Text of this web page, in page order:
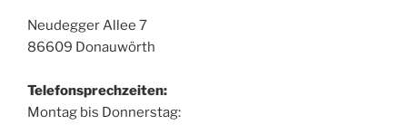
Neudegger Allee 7
86609 Donauwörth
Telefonsprechzeiten:
Montag bis Donnerstag: